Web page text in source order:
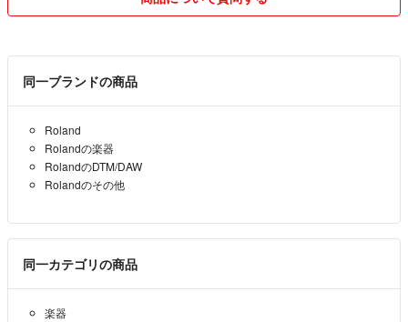
同一ブランドの商品
Roland
Rolandの楽器
RolandのDTM/DAW
Rolandのその他
同一カテゴリの商品
楽器